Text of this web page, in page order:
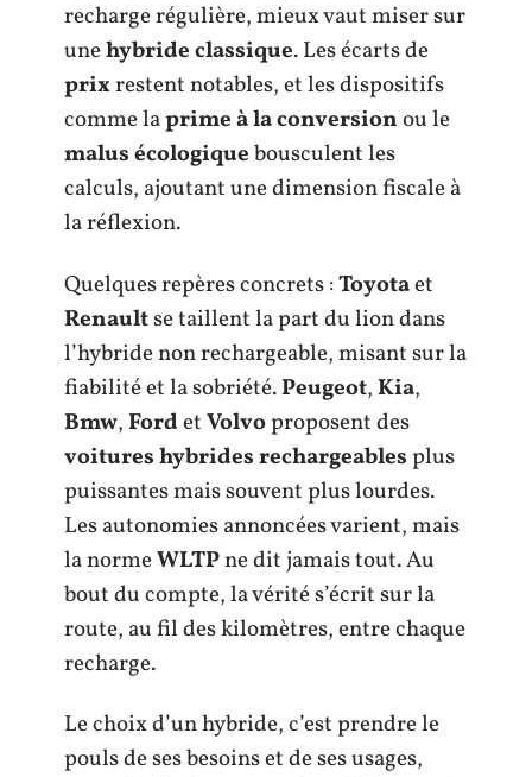
recharge régulière, mieux vaut miser sur
unehybride classique. Les écarts de
prixrestent notables, et les dispositifs
comme laprime à la conversionou le
malus écologiquebousculent les
calculs, ajoutant une dimension fiscale à
la réflexion.
Quelques repères concrets :Toyotaet
Renaultse taillent la part du lion dans
l’hybride non rechargeable, misant sur la
fiabilité et la sobriété.Peugeot,Kia,
Bmw,FordetVolvoproposent des
voitures hybrides rechargeablesplus
puissantes mais souvent plus lourdes.
Les autonomies annoncées varient, mais
la normeWLTPne dit jamais tout. Au
bout du compte, la vérité s’écrit sur la
route, au fil des kilomètres, entre chaque
recharge.
Le choix d’un hybride, c’est prendre le
pouls de ses besoins et de ses usages,